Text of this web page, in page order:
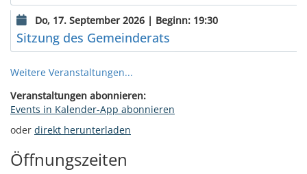
Do, 17. September 2026 | Beginn: 19:30
Sitzung des Gemeinderats
Weitere Veranstaltungen...
Veranstaltungen abonnieren:
Events in Kalender-App abonnieren
oder direkt herunterladen
Öffnungszeiten